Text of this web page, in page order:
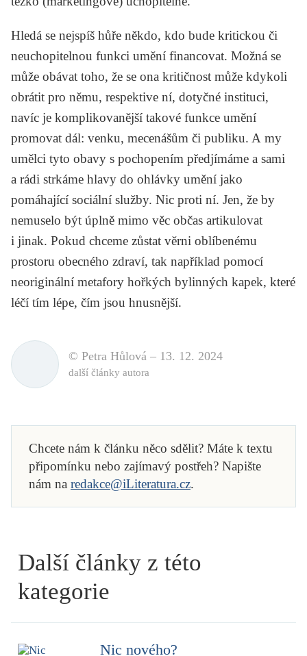
Hledá se nejspíš hůře někdo, kdo bude kritickou či
neuchopitelnou funkci umění financovat. Možná se
může obávat toho, že se ona kritičnost může kdykoli
obrátit pro němu, respektive ní, dotyčné instituci,
navíc je komplikovanější takové funkce umění
promovat dál: venku, mecenášům či publiku. A my
umělci tyto obavy s pochopením předjímáme a sami
a rádi strkáme hlavy do ohlávky umění jako
pomáhající sociální služby. Nic proti ní. Jen, že by
nemuselo být úplně mimo věc občas artikulovat
i jinak. Pokud chceme zůstat věrni oblíbenému
prostoru obecného zdraví, tak například pomocí
neoriginální metafory hořkých bylinných kapek, které
léčí tím lépe, čím jsou hnusnější.
© Petra Hůlová – 13. 12. 2024
další články autora
Chcete nám k článku něco sdělit? Máte k textu
připomínku nebo zajímavý postřeh? Napište
nám na redakce@iLiteratura.cz.
Další články z této
kategorie
Nic nového?